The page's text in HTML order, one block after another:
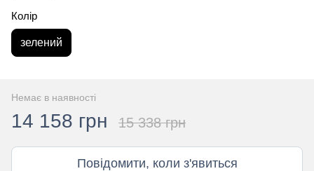
Колір
зелений
Немає в наявності
14 158 грн 15 338 грн
Повідомити, коли з'явиться